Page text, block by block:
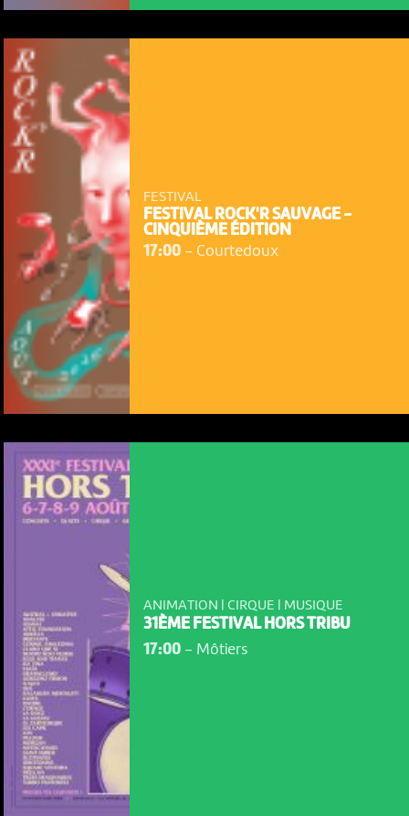
NOUS UTILISONS DES COOKIES
En poursuivant votre navigation sur le culturoscoPe site vous
consentez à l’utilisation de cookies. Les cookies nous
permettent d'analyser le trafic, d’affiner les contenus mis à
votre disposition et renseigner les acteurs·trices culturel·le·s sur
l'intérêt porté à leurs événements.
FESTIVAL
FESTIVAL ROCK'R SAUVAGE -
CINQUIÈME ÉDITION
17:00- Courtedoux
ANIMATION | CIRQUE | MUSIQUE
31ÈME FESTIVAL HORS TRIBU
17:00- Môtiers